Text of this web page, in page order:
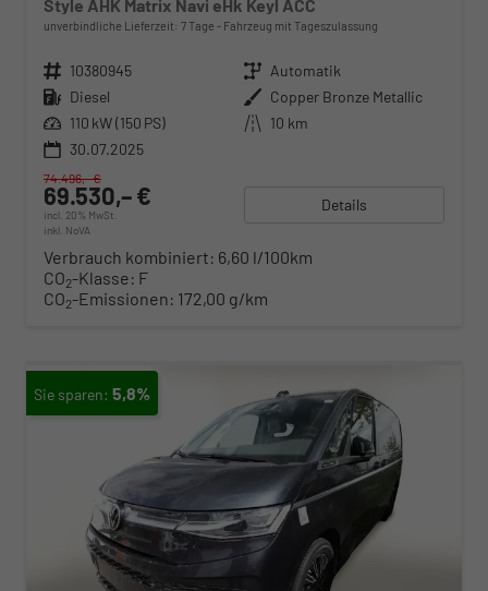
Style AHK Matrix Navi eHk Keyl ACC
unverbindliche Lieferzeit: 7 Tage Fahrzeug mit Tageszulassung
Fahrzeugnr. 10380945 Getriebe Automatik
Kraftstoff Diesel Außenfarbe Copper Bronze Metallic
Leistung 110 kW (150 PS) Kilometerstand 10 km
30.07.2025
69.530,– €
incl. 20% MwSt.
inkl. NoVA
74.496,– €
Details
Verbrauch kombiniert: 6,60 l/100km
CO2-Klasse: F
CO2-Emissionen: 172,00 g/km
5,8%